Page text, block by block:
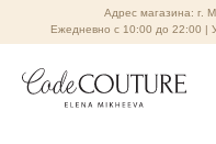
Адрес магазина: г.
Ежедневно с 10:00 до 22:00 |